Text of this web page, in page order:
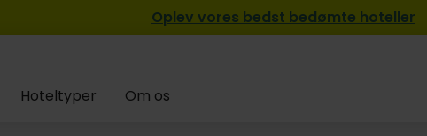
Oplev vores bedst bedømte hoteller
Hoteltyper Om os